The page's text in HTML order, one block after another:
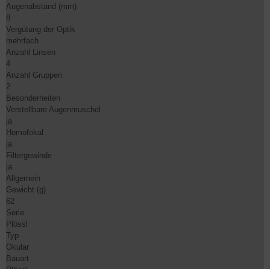
Augenabstand (mm)
8
Vergütung der Optik
mehrfach
Anzahl Linsen
4
Anzahl Gruppen
2
Besonderheiten
Verstellbare Augenmuschel
ja
Homofokal
ja
Filtergewinde
ja
Allgemein
Gewicht (g)
62
Serie
Plössl
Typ
Okular
Bauart